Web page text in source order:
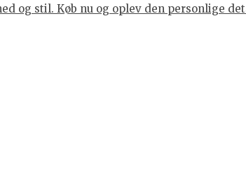
og stil. Køb nu og oplev den personlige